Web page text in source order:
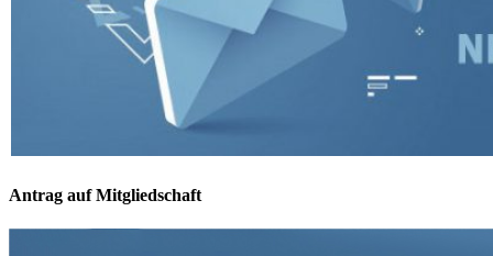
Antrag auf Mitgliedschaft